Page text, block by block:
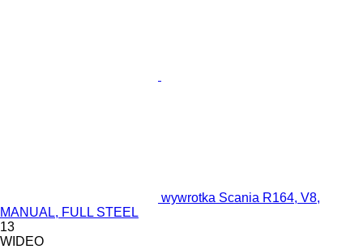
wywrotka Scania R164, V8,
MANUAL, FULL STEEL
13
WIDEO